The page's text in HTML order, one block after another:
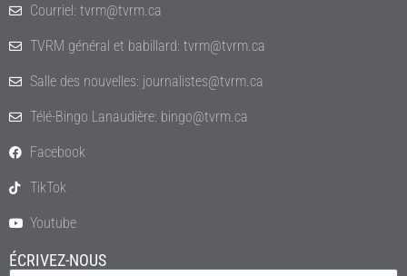
Courriel: tvrm@tvrm.ca
TVRM général et babillard: tvrm@tvrm.ca
Salle des nouvelles: journalistes@tvrm.ca
Télé-Bingo Lanaudière: bingo@tvrm.ca
Facebook
TikTok
Youtube
ÉCRIVEZ-NOUS